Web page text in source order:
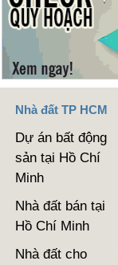
Nhà đất TP HCM
Dự án bất động
sản tại Hồ Chí
Minh
Nhà đất bán tại
Hồ Chí Minh
Nhà đất cho